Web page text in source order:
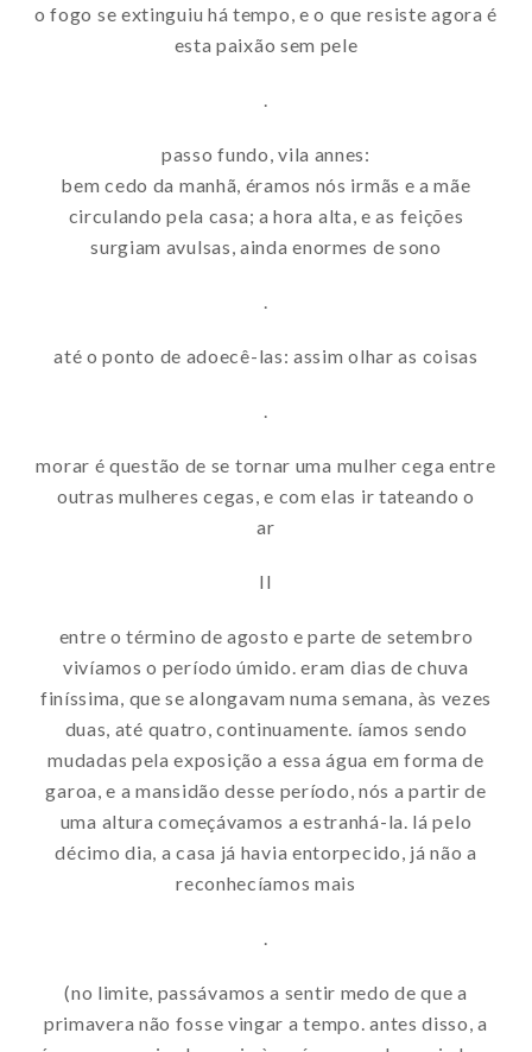
o fogo se extinguiu há tempo, e o que resiste agora é
esta paixão sem pele
.
passo fundo, vila annes:
bem cedo da manhã, éramos nós irmãs e a mãe
circulando pela casa; a hora alta, e as feições
surgiam avulsas, ainda enormes de sono
.
até o ponto de adoecê-las: assim olhar as coisas
.
morar é questão de se tornar uma mulher cega entre
outras mulheres cegas, e com elas ir tateando o
ar
II
entre o término de agosto e parte de setembro
vivíamos o período úmido. eram dias de chuva
finíssima, que se alongavam numa semana, às vezes
duas, até quatro, continuamente. íamos sendo
mudadas pela exposição a essa água em forma de
garoa, e a mansidão desse período, nós a partir de
uma altura começávamos a estranhá-la. lá pelo
décimo dia, a casa já havia entorpecido, já não a
reconhecíamos mais
.
(no limite, passávamos a sentir medo de que a
primavera não fosse vingar a tempo. antes disso, a